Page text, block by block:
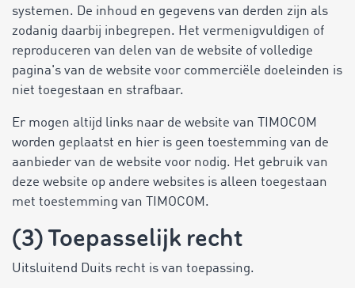
systemen. De inhoud en gegevens van derden zijn als
zodanig daarbij inbegrepen. Het vermenigvuldigen of
reproduceren van delen van de website of volledige
pagina's van de website voor commerciële doeleinden is
niet toegestaan en strafbaar.
Er mogen altijd links naar de website van TIMOCOM
worden geplaatst en hier is geen toestemming van de
aanbieder van de website voor nodig. Het gebruik van
deze website op andere websites is alleen toegestaan
met toestemming van TIMOCOM.
(3) Toepasselijk recht
Uitsluitend Duits recht is van toepassing.